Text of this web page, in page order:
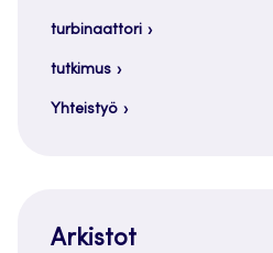
turbinaattori
tutkimus
Yhteistyö
Arkistot